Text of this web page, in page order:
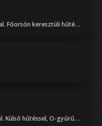
- Behúzócsap AD alakkal. Főorsón keresztüli hűtéssel, O-gyűrű nélkül.
- Behúzócsap AF alakkal. Külső hűtéssel, O-gyűrűvel (tömített).